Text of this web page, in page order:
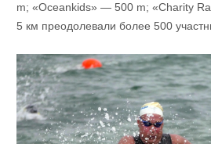
m; «Oceankids» — 500 m; «Charity
5 км преодолевали более 500